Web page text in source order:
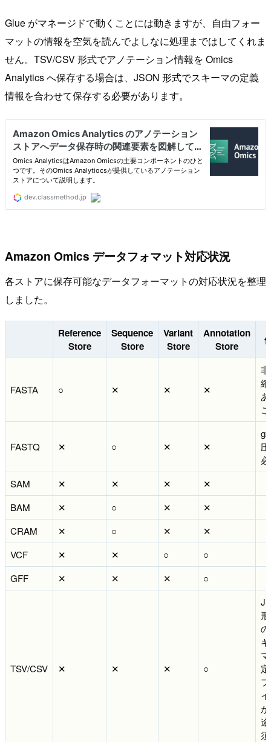
Glue がマネージドで動くことには動きますが、自由フォー
マットの情報を空気を読んでよしなに処理まではしてくれま
せん。TSV/CSV 形式でアノテーション情報を Omics
Analytics へ保存する場合は、JSON 形式でスキーマの定義
情報を合わせて保存する必要があります。
Amazon Omics データフォマット対応状況
各ストアに保存可能なデータフォーマットの対応状況を整理
しました。
Reference
Store
Sequence
Store
Variant
Store
Annotation
Store
FASTA ○ ✕ ✕ ✕
FASTQ ✕ ○ ✕ ✕
SAM
✕ ✕ ✕
✕
BAM
✕ ○ ✕
✕
CRAM
✕ ○ ✕
✕
VCF
✕ ✕ ○
○
GFF
✕ ✕ ✕ ○
TSV/CSV ✕ ✕ ✕ ○
須